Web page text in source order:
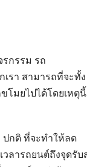
กรรม รถ
รา สามารถที่จะทั้ง
โมยไปได้โดยเหตุนี้
ปกติ ที่จะทำให้ลด
วลารถยนต์ถึงจุดรับ